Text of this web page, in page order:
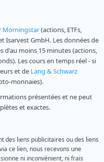
Morningstar(actions, ETFs,
Isarvest GmbH. Les données de
d'au moins 15 minutes (actions,
Les cours en temps réel - si
et de Lang & Schwarz
monnaies).
présentées et ne peut
et exactes.
des liens publicitaires ou des liens
ce lien, nous recevons une
ni inconvénient, ni frais